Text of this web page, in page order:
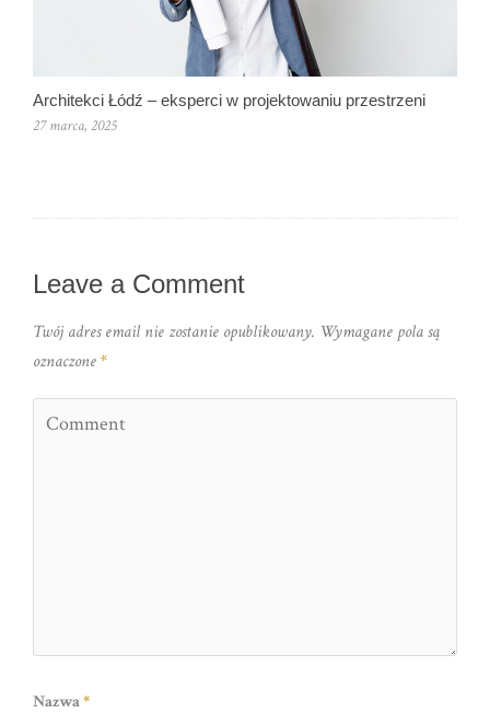
Architekci Łódź – eksperci w projektowaniu przestrzeni
27 marca, 2025
Leave a Comment
Twój adres email nie zostanie opublikowany. Wymagane pola są
oznaczone*
Nazwa*